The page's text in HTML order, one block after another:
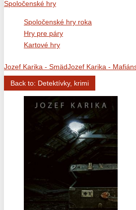
Spoločenské hry
Spoločenské hry roka
Hry pre páry
Kartové hry
Jozef Karika - SmädJozef Karika -
Back to: Detektívky, krimi